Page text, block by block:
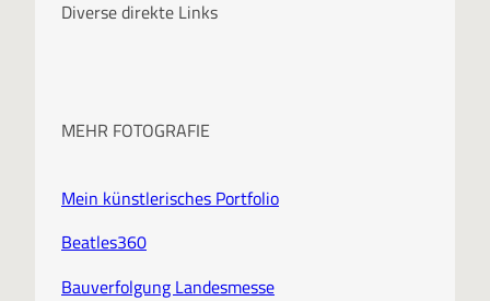
iDiverse direkte Links
MEHR FOTOGRAFIE
Mein künstlerisches Portfolio
Beatles360
Bauverfolgung Landesmesse